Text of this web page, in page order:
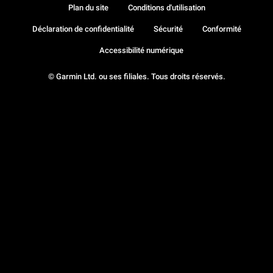
© Garmin Ltd. ou ses filiales. Tous droits réservés.
Plan du site Conditions d'utilisation
Déclaration de confidentialité Sécurité Conformité
Accessibilité numérique